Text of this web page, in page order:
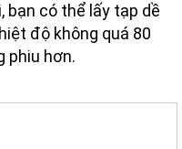
bạn có thể lấy tạp dề
độ không quá 80
phiu hơn.